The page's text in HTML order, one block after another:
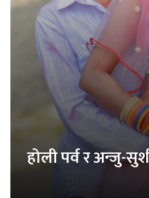
होली पर्व र अन्जु-